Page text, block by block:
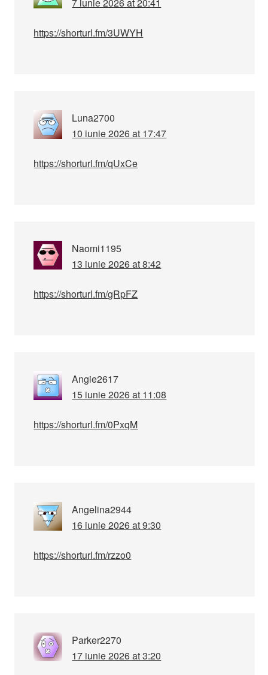
https://shorturl.fm/3UWYH
Luna2700
10 iunie 2026 at 17:47
https://shorturl.fm/qUxCe
Naomi1195
13 iunie 2026 at 8:42
https://shorturl.fm/gRpFZ
Angie2617
15 iunie 2026 at 11:08
https://shorturl.fm/0PxqM
Angelina2944
16 iunie 2026 at 9:30
https://shorturl.fm/rzzo0
Parker2270
17 iunie 2026 at 3:20